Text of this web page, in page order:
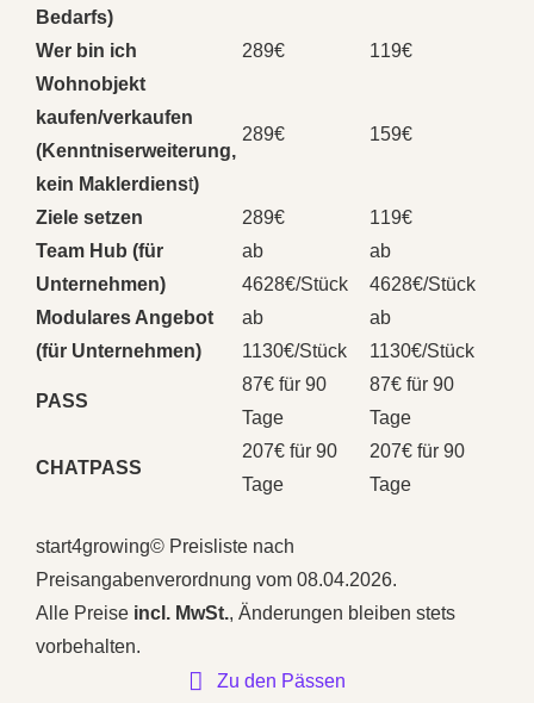
Bedarfs)
Wer bin ich 289€
119€
Wohnobjekt
kaufen/verkaufen
(Kenntniserweiterung,
kein Maklerdienst)
289€ 159€
Ziele setzen 289€
119€
Team Hub (für
Unternehmen)
ab
4628€/Stück
ab
4628€/Stück
Modulares Angebot
(für Unternehmen)
ab
1130€/Stück
ab
1130€/Stück
PASS
87€ für 90
Tage
87€ für 90
Tage
CHATPASS
207€ für 90
Tage
207€ für 90
Tage
start4growing© Preisliste nach
Preisangabenverordnung vom 08.04.2026.
Alle Preise incl. MwSt., Änderungen bleiben stets
vorbehalten.
Zu den Pässen